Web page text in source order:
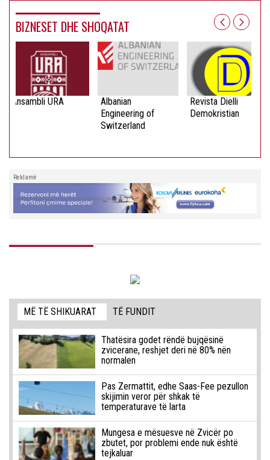
BIZNESET DHE SHOQATAT
Ansambli URA
Albanian
Engineering of
Switzerland
Revista Dielli
Demokristian
Reklamë
MË TË SHIKUARAT TË FUNDIT
Thatësira godet rëndë bujqësinë
zvicerane, reshjet deri në 80% nën
normalen
Pas Zermattit, edhe Saas-Fee pezullon
skijimin veror për shkak të
temperaturave të larta
Mungesa e mësuesve në Zvicër po
zbutet, por problemi ende nuk është
tejkaluar